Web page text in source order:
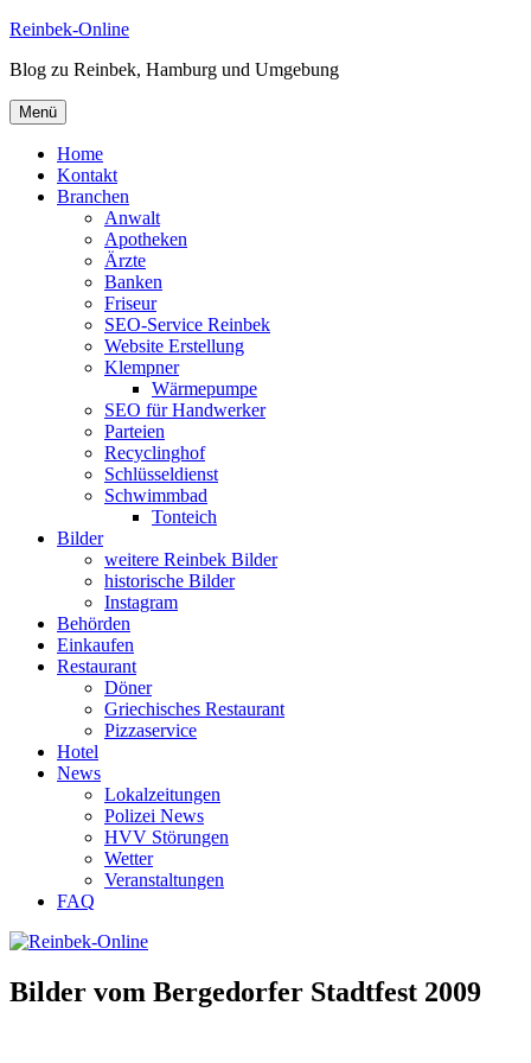
Zum
springen
Reinbek-Online
Blog zu Reinbek, Hamburg und Umgebung
Menü
Home
Kontakt
Branchen
Anwalt
Apotheken
Ärzte
Banken
Friseur
SEO-Service Reinbek
Website Erstellung
Klempner
Wärmepumpe
SEO für Handwerker
Parteien
Recyclinghof
Schlüsseldienst
Schwimmbad
Tonteich
Bilder
weitere Reinbek Bilder
historische Bilder
Instagram
Behörden
Einkaufen
Restaurant
Döner
Griechisches Restaurant
Pizzaservice
Hotel
News
Lokalzeitungen
Polizei News
HVV Störungen
Wetter
Veranstaltungen
FAQ
Bilder vom Bergedorfer Stadtfest 2009